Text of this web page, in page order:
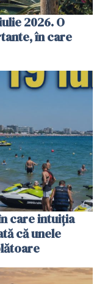
2026. O
în care
care intuiția
că unele